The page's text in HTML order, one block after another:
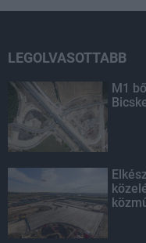
LEGOLVASOTTABB
M1